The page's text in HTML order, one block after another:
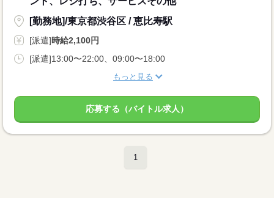
[勤務地]/東京都渋谷区 / 恵比寿駅
[派遣]時給2,100円
[派遣]13:00〜22:00、09:00〜18:00
もっと見る
応募する（バイトル求人）
1